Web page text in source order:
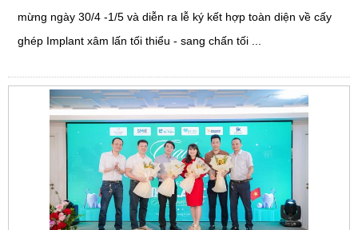
mừng ngày 30/4 -1/5 và diễn ra lễ ký kết hợp toàn diện về cấy
ghép Implant xâm lấn tối thiểu - sang chấn tối ...